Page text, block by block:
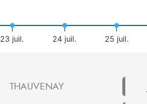
23 juil. 24 juil. 25 juil.
THAUVENAY